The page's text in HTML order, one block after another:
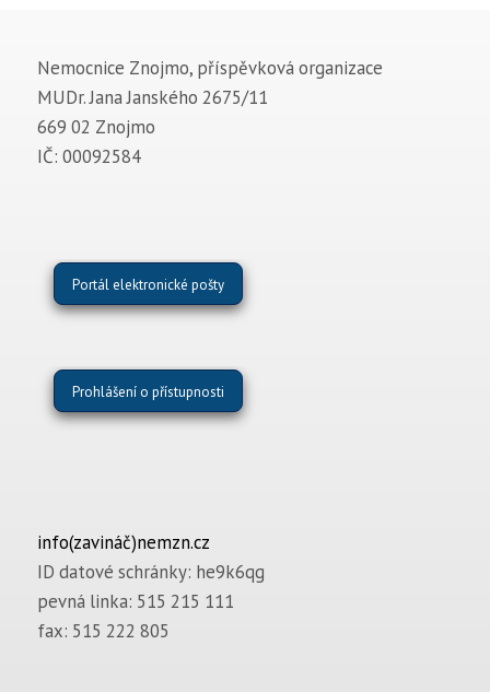
Nemocnice Znojmo, příspěvková organizace
MUDr. Jana Janského 2675/11
669 02 Znojmo
IČ: 00092584
Portál elektronické pošty
Prohlášení o přístupnosti
info(zavináč)nemzn.cz
ID datové schránky: he9k6qg
pevná linka: 515 215 111
fax: 515 222 805